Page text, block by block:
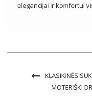
elegancijai ir komfortui
KLASIKINĖS
MOTERIŠKI